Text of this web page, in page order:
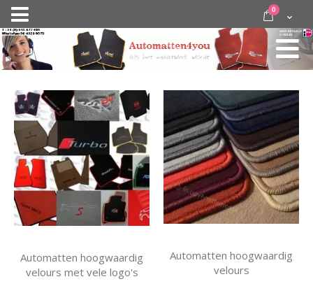
Nav
activeren
door
inhoud
Cart
0 items
Automatten hoogwaardig
velours met vele logo's
Automatten hoogwaardig
velours